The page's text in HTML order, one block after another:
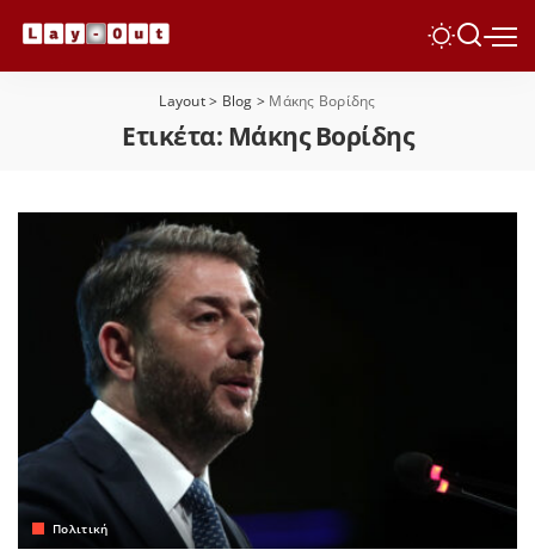
Layout> Blog > Μάκης Βορίδης
Ετικέτα: Μάκης Βορίδης
Πολιτική